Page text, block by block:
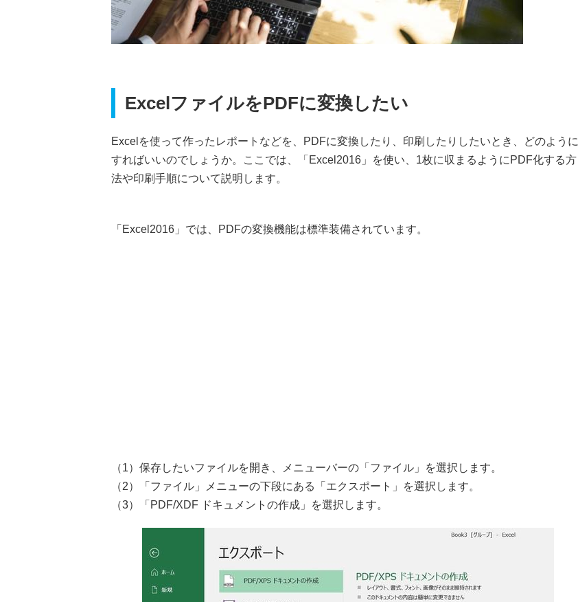
ExcelファイルをPDFに変換したい
Excelを使って作ったレポートなどを、PDFに変換したり、印刷したりしたいとき、どのように
すればいいのでしょうか。ここでは、「Excel2016」を使い、1枚に収まるようにPDF化する方
法や印刷手順について説明します。
「Excel2016」では、PDFの変換機能は標準装備されています。
（1）保存したいファイルを開き、メニューバーの「ファイル」を選択します。
（2）「ファイル」メニューの下段にある「エクスポート」を選択します。
（3）「PDF/XDF ドキュメントの作成」を選択します。